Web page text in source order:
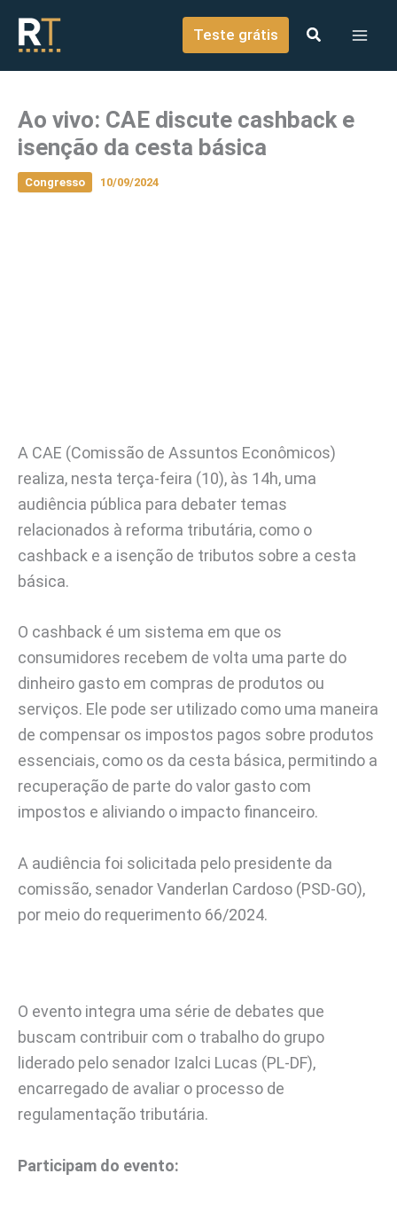
conteúdo
Teste grátis
Ao vivo: CAE discute cashback e
isenção da cesta básica
Congresso 10/09/2024
A CAE (Comissão de Assuntos Econômicos)
realiza, nesta terça-feira (10), às 14h, uma
audiência pública para debater temas
relacionados à reforma tributária, como o
cashback e a isenção de tributos sobre a cesta
básica.
O cashback é um sistema em que os
consumidores recebem de volta uma parte do
dinheiro gasto em compras de produtos ou
serviços. Ele pode ser utilizado como uma maneira
de compensar os impostos pagos sobre produtos
essenciais, como os da cesta básica, permitindo a
recuperação de parte do valor gasto com
impostos e aliviando o impacto financeiro.
A audiência foi solicitada pelo presidente da
comissão, senador Vanderlan Cardoso (PSD-GO),
por meio do requerimento 66/2024.
O evento integra uma série de debates que
buscam contribuir com o trabalho do grupo
liderado pelo senador Izalci Lucas (PL-DF),
encarregado de avaliar o processo de
regulamentação tributária.
Participam do evento: